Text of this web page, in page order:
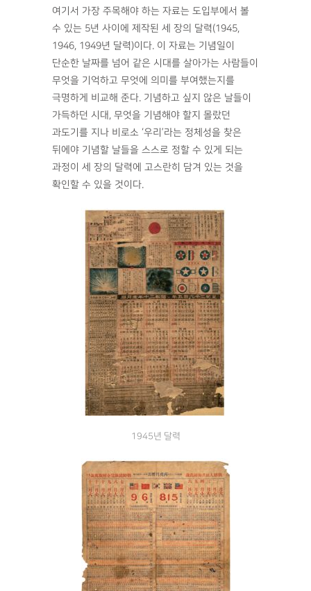
여기서 가장 주목해야 하는 자료는 도입부에서 볼
수 있는 5년 사이에 제작된 세 장의 달력(1945,
1946, 1949년 달력)이다. 이 자료는 기념일이
단순한 날짜를 넘어 같은 시대를 살아가는 사람들이
무엇을 기억하고 무엇에 의미를 부여했는지를
극명하게 비교해 준다. 기념하고 싶지 않은 날들이
가득하던 시대, 무엇을 기념해야 할지 몰랐던
과도기를 지나 비로소 ‘우리’라는 정체성을 찾은
뒤에야 기념할 날들을 스스로 정할 수 있게 되는
과정이 세 장의 달력에 고스란히 담겨 있는 것을
확인할 수 있을 것이다.
1945년 달력